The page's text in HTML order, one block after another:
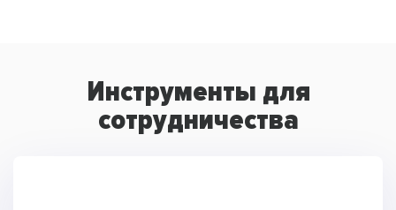
Инструменты для
сотрудничества